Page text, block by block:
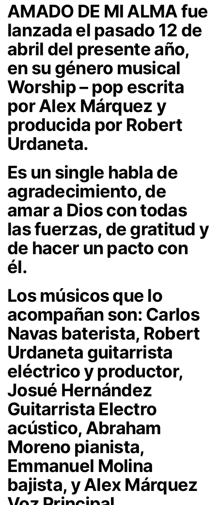
AMADO DE MI ALMA fue
lanzada el pasado 12 de
abril del presente año,
en su género musical
Worship – pop escrita
por Alex Márquez y
producida por Robert
Urdaneta.
Es un single habla de
agradecimiento, de
amar a Dios con todas
las fuerzas, de gratitud y
de hacer un pacto con
él.
Los músicos que lo
acompañan son: Carlos
Navas baterista, Robert
Urdaneta guitarrista
eléctrico y productor,
Josué Hernández
Guitarrista Electro
acústico, Abraham
Moreno pianista,
Emmanuel Molina
bajista, y Alex Márquez